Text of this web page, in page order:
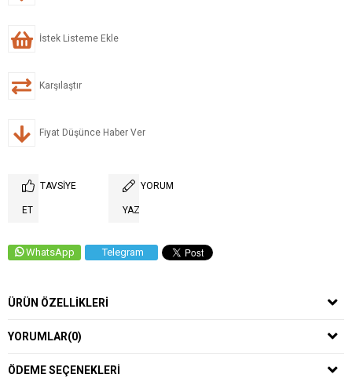
İstek Listeme Ekle
Karşılaştır
Fiyat Düşünce Haber Ver
TAVSIYE
ET
YORUM
YAZ
WhatsApp Telegram
ÜRÜN ÖZELLIKLERI
YORUMLAR(0)
ÖDEME SEÇENEKLERI